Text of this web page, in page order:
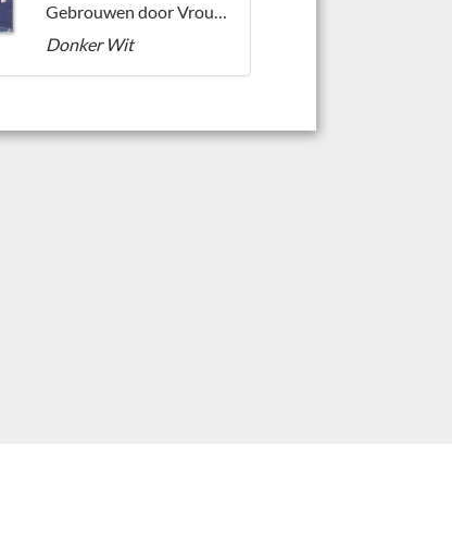
Gebrouwen door Vrouwen
Donker Wit